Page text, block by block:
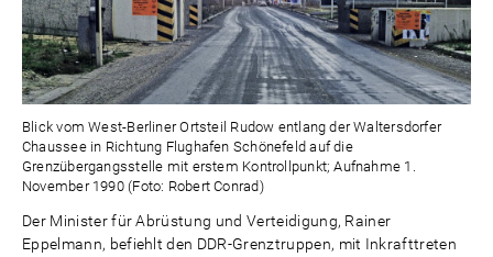
Blick vom West-Berliner Ortsteil Rudow entlang der Waltersdorfer
Chaussee in Richtung Flughafen Schönefeld auf die
Grenzübergangsstelle mit erstem Kontrollpunkt; Aufnahme 1.
November 1990 (Foto: Robert Conrad)
Der Minister für Abrüstung und Verteidigung, Rainer
Eppelmann, befiehlt den DDR-Grenztruppen, mit Inkrafttreten